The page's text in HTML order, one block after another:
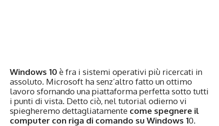
Windows 10è fra i sistemi operativi più ricercati in
assoluto. Microsoft ha senz’altro fatto un ottimo
lavoro sfornando una piattaforma perfetta sotto tutti
i punti di vista. Detto ciò, nel tutorial odierno vi
spiegheremo dettagliatamente come spegnere il
computer con riga di comando su Windows 10.